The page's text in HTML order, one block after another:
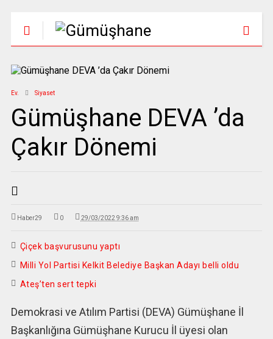
Ev. Siyaset
Gümüşhane DEVA ’da
Çakır Dönemi
Haber29 0 29/03/2022 9:36 am
Çiçek başvurusunu yaptı
Milli Yol Partisi Kelkit Belediye Başkan Adayı belli oldu
Ateş’ten sert tepki
Demokrasi ve Atılım Partisi (DEVA) Gümüşhane İl
Başkanlığına Gümüşhane Kurucu İl üyesi olan